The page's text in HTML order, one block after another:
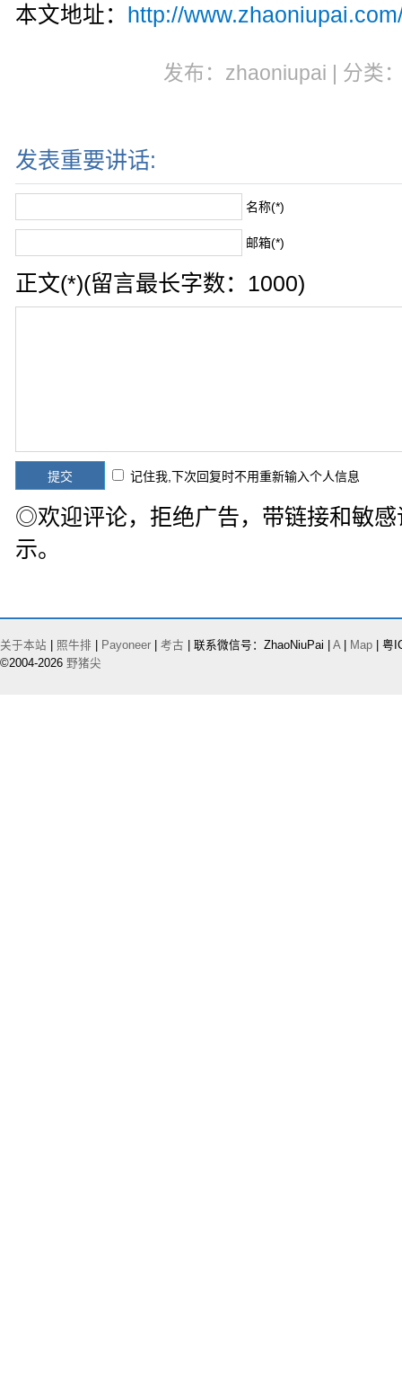
本文地址：
http://
发布：zhaoniupai | 分类
发表重要讲话:
名称(*)
邮箱(*)
正文(*)(留言最长字数：1000)
记住我,下次回复时不用重新输入个人信息
◎欢迎评论，拒绝广告，带链接和敏
示。
关于本站 照牛排 Payoneer 考古 | 联系微信号：ZhaoNiuPai | A| Map | 粤
©2004-2026 野猪尖